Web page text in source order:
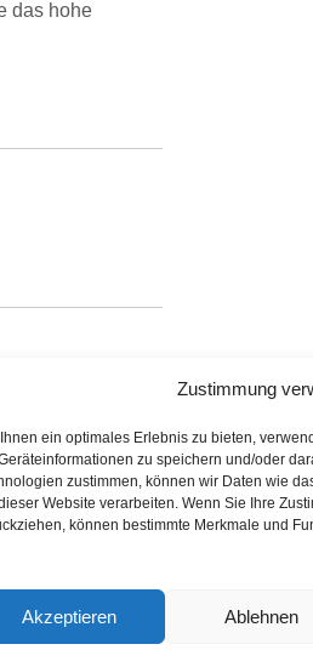
Zustimmung
ein optimales Erlebnis zu bieten,
zu speichern und/oder
zustimmen, können wir Daten wie
Website verarbeiten. Wenn Sie Ihre
können bestimmte Merkmale und
Akzeptieren Ablehnen
das hohe